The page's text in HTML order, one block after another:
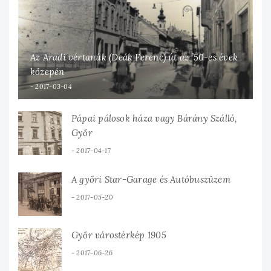
Az Aradi vértanúk (Deák Ferenc) út az ’50-es évek
közepén
2017-03-04
Pápai pálosok háza vagy Bárány Szálló,
Győr
2017-04-17
A győri Star-Garage és Autóbuszüzem
2017-05-20
Győr várostérkép 1905
2017-06-26